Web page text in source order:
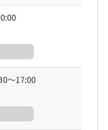
〜17:00